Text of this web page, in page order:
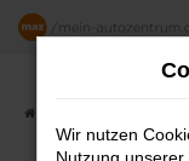
Zum
Wir nutzen